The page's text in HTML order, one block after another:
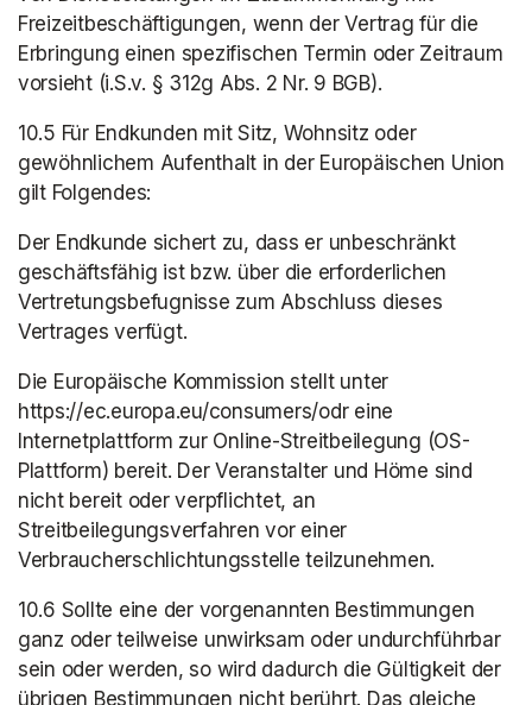
Freizeitbeschäftigungen, wenn der Vertrag für die
Erbringung einen spezifischen Termin oder Zeitraum
vorsieht (i.S.v. § 312g Abs. 2 Nr. 9 BGB).
10.5 Für Endkunden mit Sitz, Wohnsitz oder
gewöhnlichem Aufenthalt in der Europäischen Union
gilt Folgendes:
Der Endkunde sichert zu, dass er unbeschränkt
geschäftsfähig ist bzw. über die erforderlichen
Vertretungsbefugnisse zum Abschluss dieses
Vertrages verfügt.
Die Europäische Kommission stellt unter
https://ec.europa.eu/consumers/odr eine
Internetplattform zur Online-Streitbeilegung (OS-
Plattform) bereit. Der Veranstalter und Höme sind
nicht bereit oder verpflichtet, an
Streitbeilegungsverfahren vor einer
Verbraucherschlichtungsstelle teilzunehmen.
10.6 Sollte eine der vorgenannten Bestimmungen
ganz oder teilweise unwirksam oder undurchführbar
sein oder werden, so wird dadurch die Gültigkeit der
übrigen Bestimmungen nicht berührt. Das gleiche